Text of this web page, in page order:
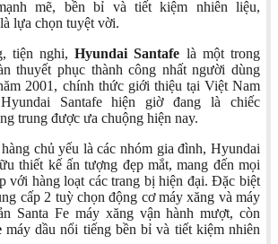
mẽ, bền bỉ và tiết kiệm nhiên liệu,
là lựa chọn tuyệt vời.
tiện nghi,Hyundai Santafe là một trong
thuyết phục thành công nhất người dùng
2001, chính thức giới thiệu tại Việt Nam
Santafe hiện giờ đang là chiếc
trung được ưa chuộng hiện nay.
chủ yếu là các nhóm gia đình, Hyundai
thiết kế ấn tượng đẹp mắt, mang đến mọi
với hàng loạt các trang bị hiện đại. Đặc biệt
cấp 2 tuỳ chọn động cơ máy xăng và máy
Santa Fe máy xăng vận hành mượt, còn
máy dầu nổi tiếng bền bỉ và tiết kiệm nhiên